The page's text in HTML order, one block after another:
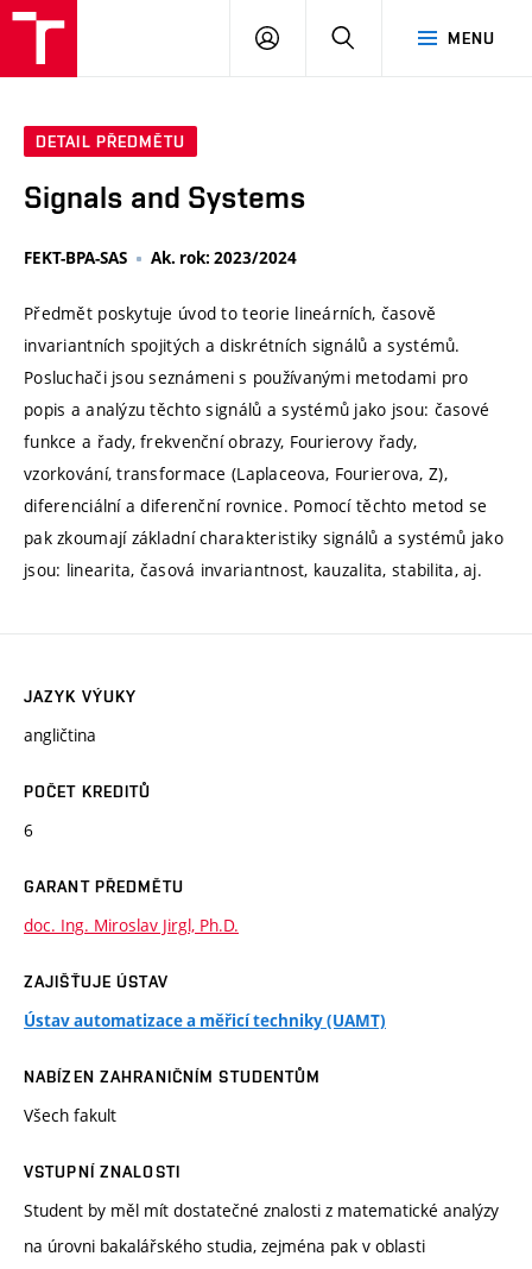
MENU
PŘIHLÁSIT
DETAIL PŘEDMĚTU
Signals and Systems
FEKT-BPA-SAS Ak. rok: 2023/2024
Předmět poskytuje úvod to teorie lineárních, časově
invariantních spojitých a diskrétních signálů a systémů.
Posluchači jsou seznámeni s používanými metodami pro
popis a analýzu těchto signálů a systémů jako jsou: časové
funkce a řady, frekvenční obrazy, Fourierovy řady,
vzorkování, transformace (Laplaceova, Fourierova, Z),
diferenciální a diferenční rovnice. Pomocí těchto metod se
pak zkoumají základní charakteristiky signálů a systémů jako
jsou: linearita, časová invariantnost, kauzalita, stabilita, aj.
JAZYK VÝUKY
angličtina
POČET KREDITŮ
6
GARANT PŘEDMĚTU
doc. Ing. Miroslav Jirgl, Ph.D.
ZAJIŠŤUJE ÚSTAV
Ústav automatizace a měřicí techniky (UAMT)
NABÍZEN ZAHRANIČNÍM STUDENTŮM
Všech fakult
VSTUPNÍ ZNALOSTI
Student by měl mít dostatečné znalosti z matematické analýzy
na úrovni bakalářského studia, zejména pak v oblasti